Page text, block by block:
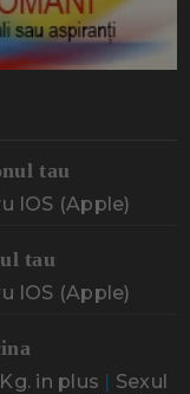
tau
IOS (Apple)
tau
IOS (Apple)
in plus | Sexul